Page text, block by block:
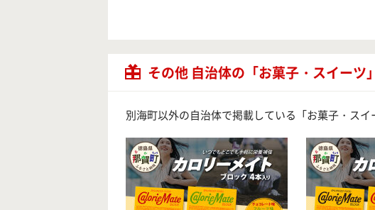
その他 自治体の「お菓子・スイーツ
別海町以外の自治体で掲載している「お菓子・スイ